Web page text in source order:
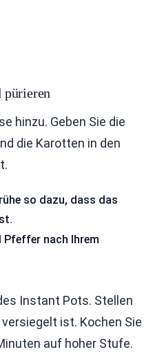
pürieren
hinzu. Geben Sie die
die Karotten in den
so dazu, dass das
Pfeffer nach Ihrem
Instant Pots. Stellen
ist. Kochen Sie
auf hoher Stufe.